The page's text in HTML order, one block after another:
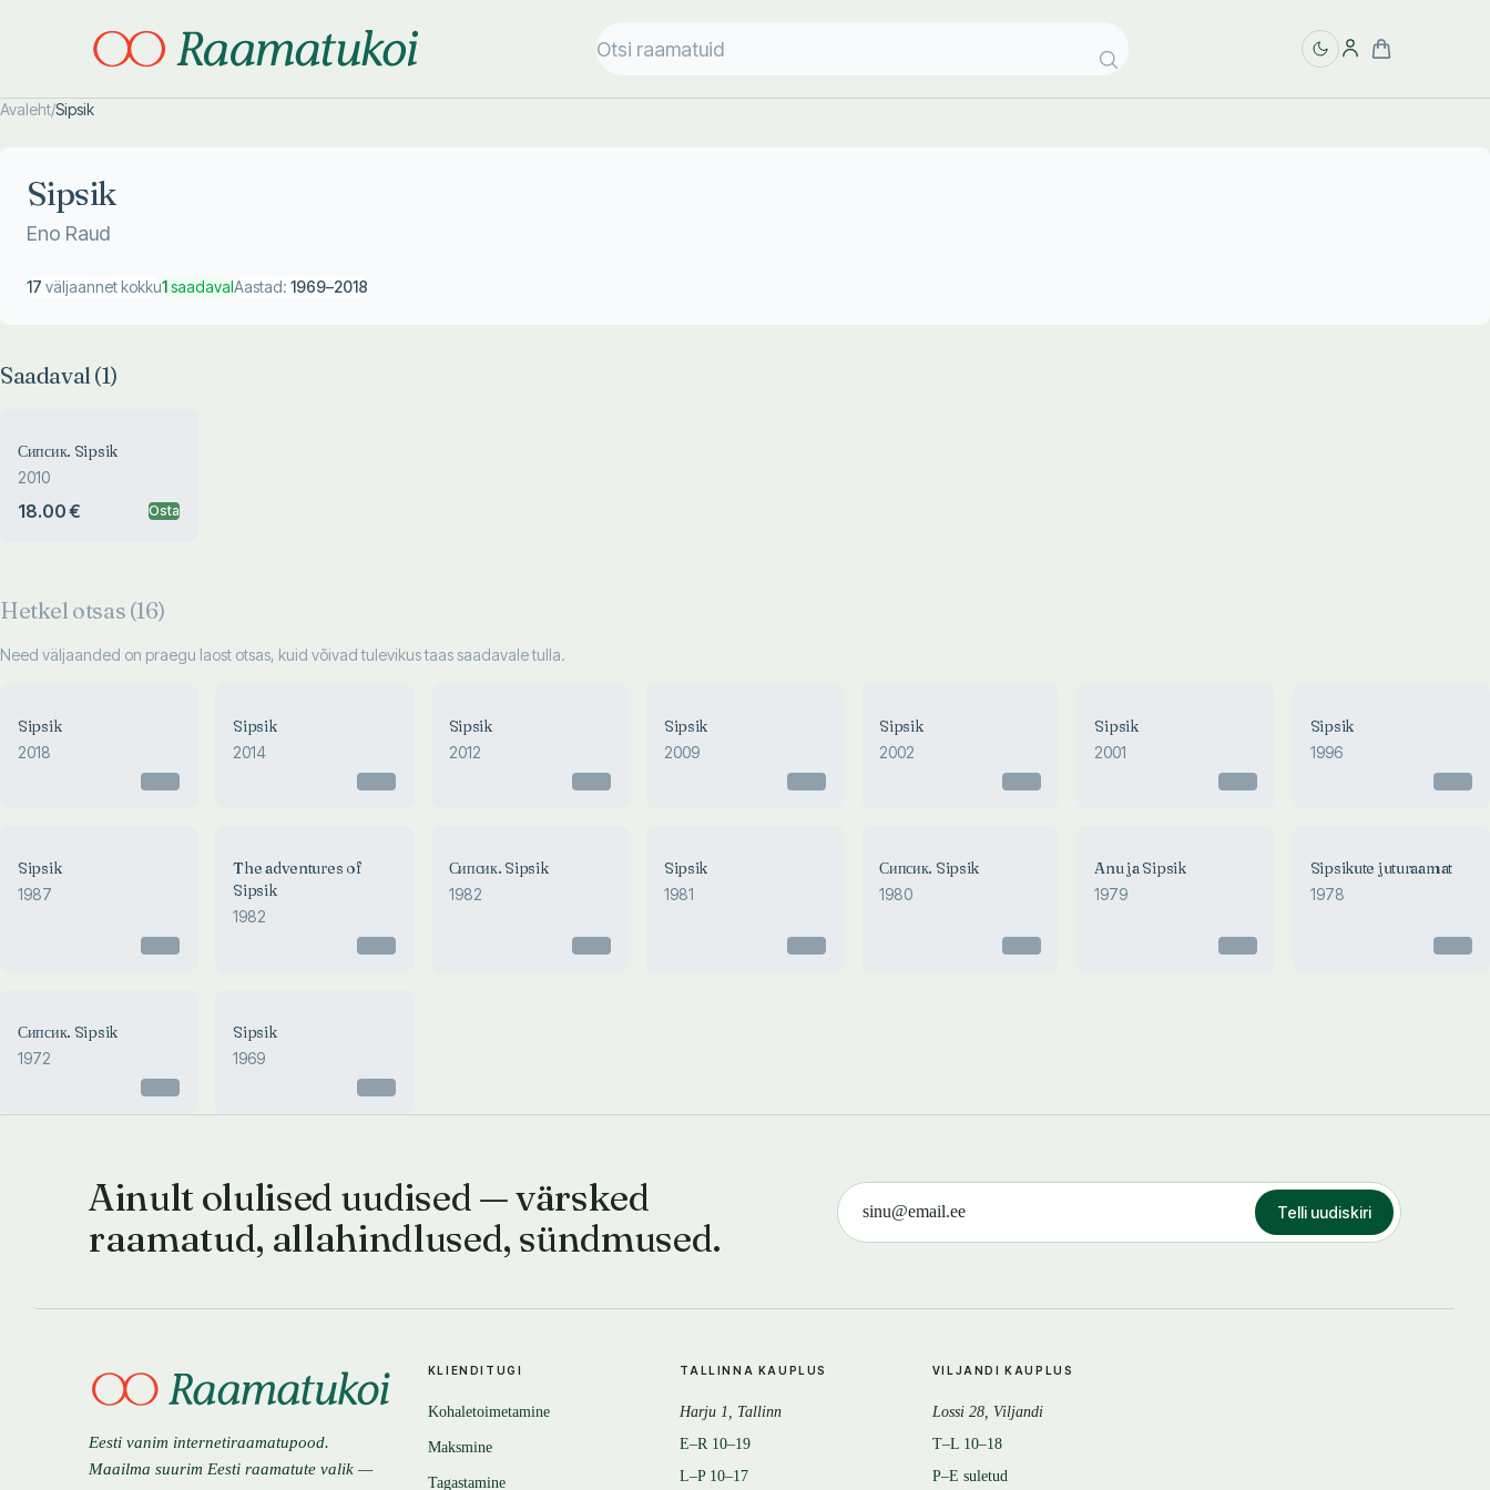
Avaleht/Sipsik
Sipsik
Eno Raud
17 väljaannet kokku1saadavalAastad: 1969–2018
Saadaval (1)
Сипсик. Sipsik
2010
18.00 € Osta
Hetkel otsas (16)
Need väljaanded on praegu laost otsas, kuid võivad tulevikus taas saadavale tulla.
Sipsik
2018
Sipsik
2014
Sipsik
2012
Sipsik
2009
Sipsik
2002
Sipsik
2001
Sipsik
1996
Sipsik
1987
The adventures of
Sipsik
1982
Сипсик. Sipsik
1982
Sipsik
1981
Сипсик. Sipsik
1980
Anu ja Sipsik
1979
Sipsikute juturaamat
1978
Сипсик. Sipsik
1972
Sipsik
1969
Ainult olulised uudised — värsked
raamatud, allahindlused, sündmused.
Telli uudiskiri
Eesti vanim internetiraamatupood.
Maailma suurim Eesti raamatute valik —
KLIENDITUGI
Kohaletoimetamine
Maksmine
Tagastamine
TALLINNA KAUPLUS
Harju 1, Tallinn
E–R 10–19
L–P 10–17
VILJANDI KAUPLUS
Lossi 28, Viljandi
T–L 10–18
P–E suletud